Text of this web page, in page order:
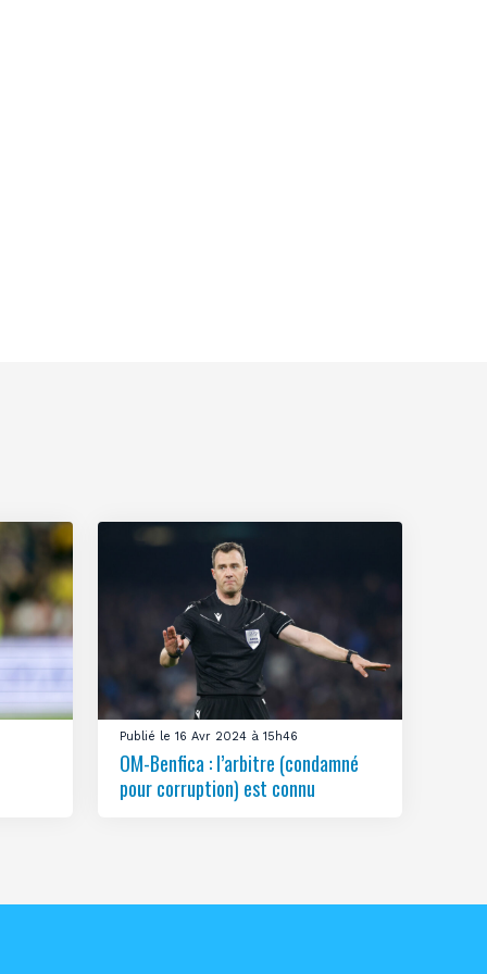
Publié le 16 Avr 2024 à 15h46
OM-Benfica : l’arbitre (condamné
pour corruption) est connu